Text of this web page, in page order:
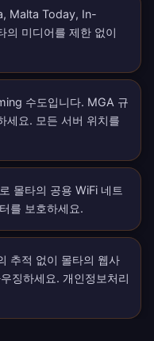
Malta Today, In-
의 미디어를 제한 없이
수도입니다. MGA 규
세요. 모든 서버 위치를
몰타의 공용 WiFi 네트
를 보호하세요.
추적 없이 몰타의 웹사
징하세요. 개인정보처리